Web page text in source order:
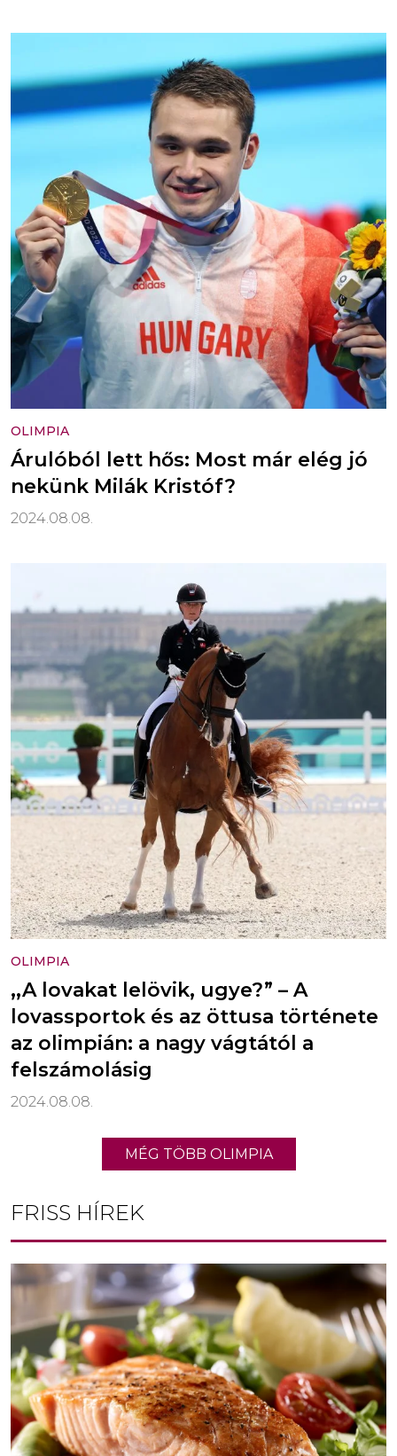
OLIMPIA
Árulóból lett hős: Most már elég jó
nekünk Milák Kristóf?
2024.08.08.
OLIMPIA
,,A lovakat lelövik, ugye?” – A
lovassportok és az öttusa története
az olimpián: a nagy vágtától a
felszámolásig
2024.08.08.
MÉG TÖBB OLIMPIA
FRISS HÍREK